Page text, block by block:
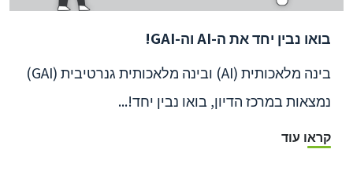
בואו נבין יחד את ה-AI וה-GAI!
בינה מלאכותית (AI) ובינה מלאכותית גנרטיבית (GAI)
נמצאות במרכז הדיון, בואו נבין יחד!...
קראו עוד